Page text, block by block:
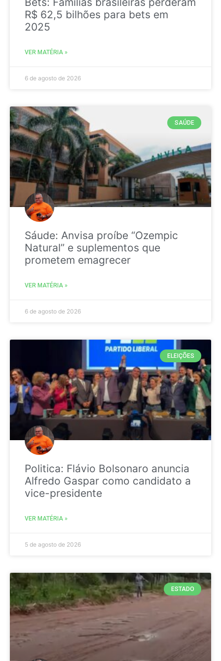
R$ 62,5 bilhões para bets em
2025
VER MATÉRIA »
6 de agosto de 2026
SAÚDE
Sáude: Anvisa proíbe “Ozempic
Natural” e suplementos que
prometem emagrecer
VER MATÉRIA »
6 de agosto de 2026
ELEIÇÕES
Politica: Flávio Bolsonaro anuncia
Alfredo Gaspar como candidato a
vice-presidente
VER MATÉRIA »
5 de agosto de 2026
ESTADO